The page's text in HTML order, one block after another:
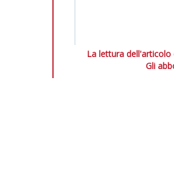
La lettura
Gli